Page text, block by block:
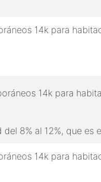
8% al 12%, que es